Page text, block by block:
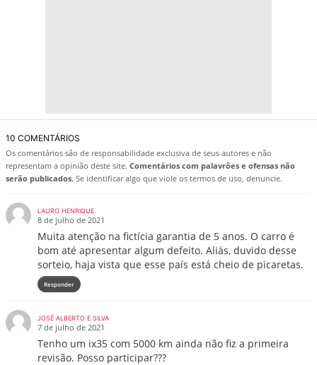
10 COMENTÁRIOS
Os comentários são de responsabilidade exclusiva de seus autores e não
representam a opinião deste site. Comentários com palavrões e ofensas não
serão publicados. Se identificar algo que viole os termos de uso, denuncie.
LAURO HENRIQUE
8 de julho de 2021
Muita atenção na fictícia garantia de 5 anos. O carro é
bom até apresentar algum defeito. Aliás, duvido desse
sorteio, haja vista que esse país está cheio de picaretas.
Responder
JOSÉ ALBERTO E SILVA
7 de julho de 2021
Tenho um ix35 com 5000 km ainda não fiz a primeira
revisão. Posso participar???